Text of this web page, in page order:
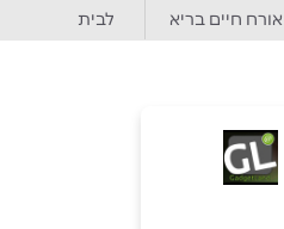
אורח חיים בריא לבית